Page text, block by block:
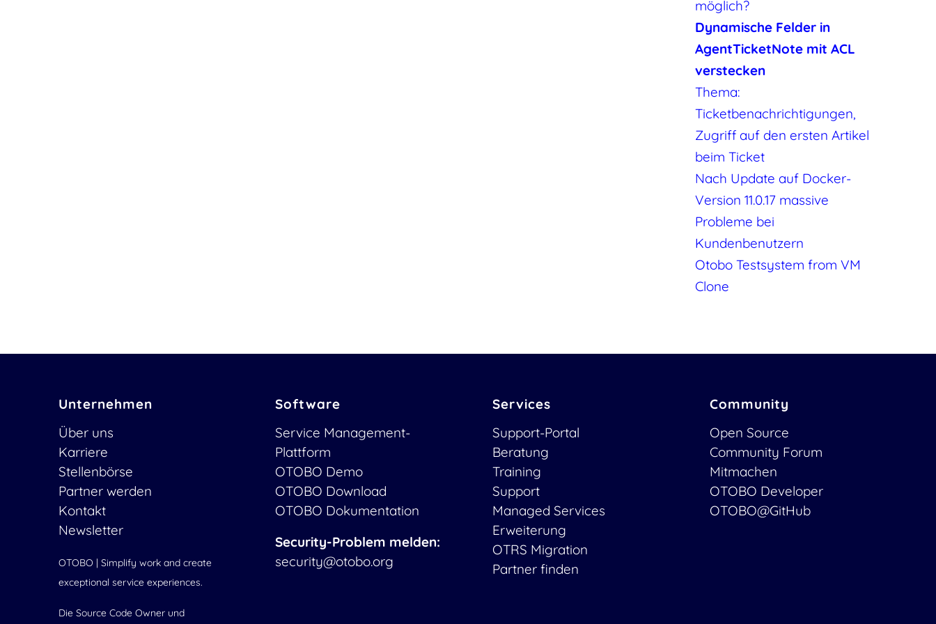
möglich?
Dynamische Felder in
AgentTicketNote mit ACL
verstecken
Thema:
Ticketbenachrichtigungen,
Zugriff auf den ersten Artikel
beim Ticket
Nach Update auf Docker-
Version 11.0.17 massive
Probleme bei
Kundenbenutzern
Otobo Testsystem from VM
Clone
Unternehmen
Über uns
Karriere
Stellenbörse
Partner werden
Kontakt
Newsletter
OTOBO | Simplify work and create
exceptional service experiences.
Die Source Code Owner und
Software
Service Management-
Plattform
OTOBO Demo
OTOBO Download
OTOBO Dokumentation
Security-Problem melden:
security@otobo.org
Services
Support-Portal
Beratung
Training
Support
Managed Services
Erweiterung
OTRS Migration
Partner finden
Community
Open Source
Community Forum
Mitmachen
OTOBO Developer
OTOBO@GitHub